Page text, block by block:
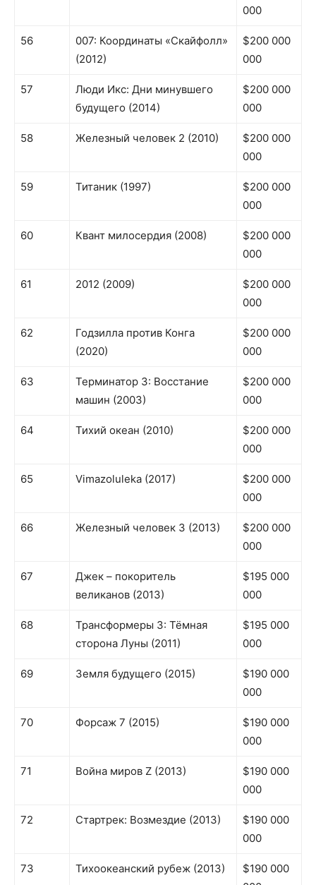
000
56
007: Координаты «Скайфолл»
(2012)
$200 000
000
57
Люди Икс: Дни минувшего
будущего (2014)
$200 000
000
58 Железный человек 2 (2010)
$200 000
000
59 Титаник (1997)
$200 000
000
60 Квант милосердия (2008)
$200 000
000
61 2012 (2009)
$200 000
000
62
Годзилла против Конга
(2020)
$200 000
000
63
Терминатор 3: Восстание
машин (2003)
$200 000
000
64 Тихий океан (2010)
$200 000
000
65 Vimazoluleka (2017)
$200 000
000
66 Железный человек 3 (2013)
$200 000
000
67
Джек – покоритель
великанов (2013)
$195 000
000
68
Трансформеры 3: Тёмная
сторона Луны (2011)
$195 000
000
69 Земля будущего (2015)
$190 000
000
70 Форсаж 7 (2015)
$190 000
000
71 Война миров Z (2013)
$190 000
000
72 Стартрек: Возмездие (2013)
$190 000
000
73 Тихоокеанский рубеж (2013)
$190 000